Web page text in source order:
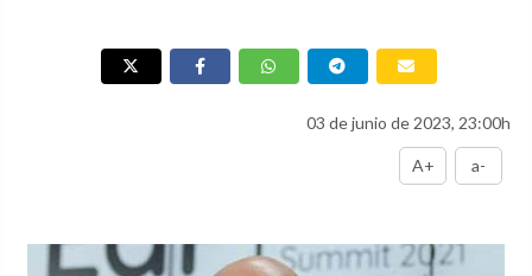
03 de junio de 2023, 23:00h
A+ a-